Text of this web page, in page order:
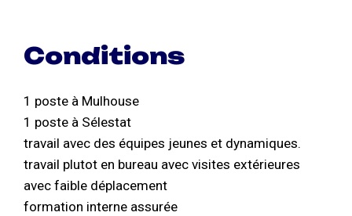
Conditions
1 poste à Mulhouse
1 poste à Sélestat
travail avec des équipes jeunes et dynamiques.
travail plutot en bureau avec visites extérieures
avec faible déplacement
formation interne assurée